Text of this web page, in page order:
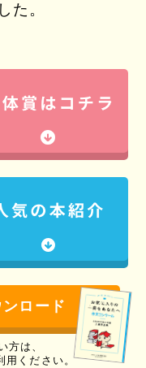
た。
ロード
方は、
用ください。